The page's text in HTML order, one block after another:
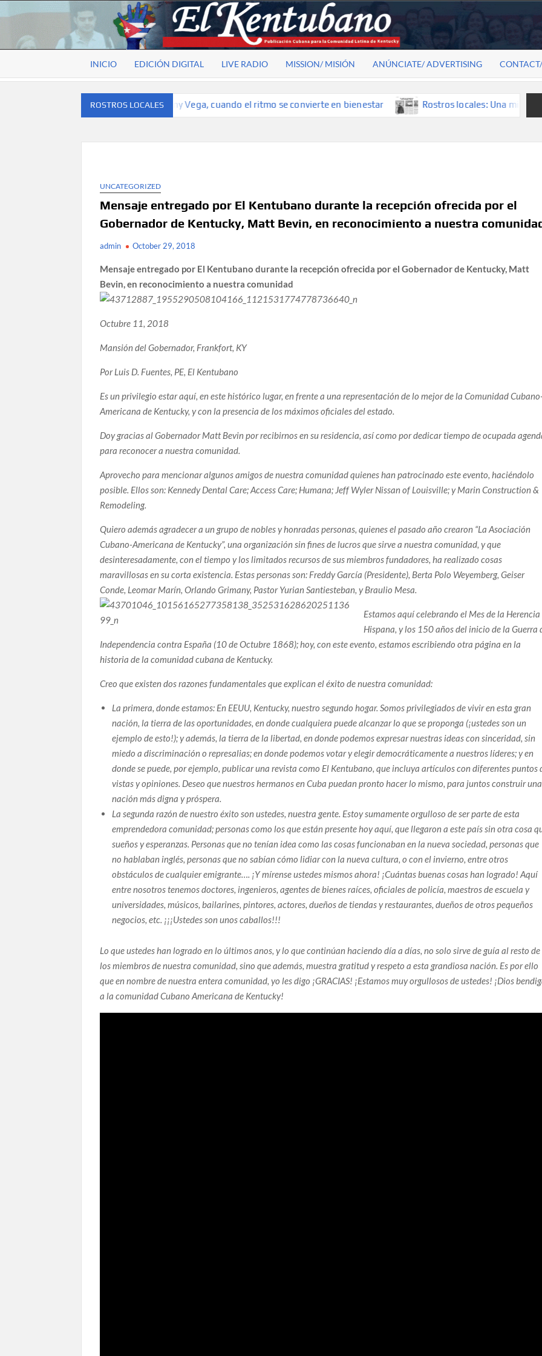
content
EL
KENTUBANO
Publicación
cubana
cubana
comunidad
hispana de
INICIO EDICIÓN DIGITAL LIVE RADIO MISSION/ MISIÓN ANÚNCIATE/ ADVERTISING
ROSTROS LOCALES
Rostros locales: Lianny Vega, cuando el ritmo se convierte en bienestar Rostros locales: Una mirada que
UNCATEGORIZED
Mensaje entregado por El Kentubano durante la recepción ofrecida por el
Gobernador de Kentucky, Matt Bevin, en reconocimiento a nuestra
admin October 29, 2018
Mensaje entregado por El Kentubano durante la recepción ofrecida por el Gobernador de Kentucky, Matt
Bevin, en reconocimiento a nuestra comunidad
Octubre 11, 2018
Mansión del Gobernador, Frankfort, KY
Por Luis D. Fuentes, PE, El Kentubano
Es un privilegio estar aquí, en este histórico lugar, en frente a una representación de lo mejor de la Comunidad
Americana de Kentucky, y con la presencia de los máximos oficiales del estado.
Doy gracias al Gobernador Matt Bevin por recibirnos en su residencia, así como por dedicar tiempo de ocupada
para reconocer a nuestra comunidad.
Aprovecho para mencionar algunos amigos de nuestra comunidad quienes han patrocinado este evento, haciéndolo
posible. Ellos son: Kennedy Dental Care; Access Care; Humana; Jeff Wyler Nissan of Louisville; y Marin Construction &
Remodeling.
Quiero además agradecer a un grupo de nobles y honradas personas, quienes el pasado año crearon “La Asociación
Cubano-Americana de Kentucky”, una organización sin fines de lucros que sirve a nuestra comunidad, y que
desinteresadamente, con el tiempo y los limitados recursos de sus miembros fundadores, ha realizado cosas
maravillosas en su corta existencia. Estas personas son: Freddy García (Presidente), Berta Polo Weyemberg, Geiser
Conde, Leomar Marín, Orlando Grimany, Pastor Yurian Santiesteban, y Braulio Mesa.
Estamos aquí celebrando el Mes de la Herencia
Hispana, y los 150 años del inicio de la Guerra
Independencia contra España (10 de Octubre 1868); hoy, con este evento, estamos escribiendo otra página en la
historia de la comunidad cubana de Kentucky.
Creo que existen dos razones fundamentales que explican el éxito de nuestra comunidad:
La primera, donde estamos: En EEUU, Kentucky, nuestro segundo hogar. Somos privilegiados de vivir en esta gran
nación, la tierra de las oportunidades, en donde cualquiera puede alcanzar lo que se proponga (¡ustedes son un
ejemplo de esto!); y además, la tierra de la libertad, en donde podemos expresar nuestras ideas con sinceridad, sin
miedo a discriminación o represalias; en donde podemos votar y elegir democráticamente a nuestros líderes; y en
donde se puede, por ejemplo, publicar una revista como El Kentubano, que incluya artículos con diferentes puntos
vistas y opiniones. Deseo que nuestros hermanos en Cuba puedan pronto hacer lo mismo, para juntos construir una
nación más digna y próspera.
La segunda razón de nuestro éxito son ustedes, nuestra gente. Estoy sumamente orgulloso de ser parte de esta
emprendedora comunidad; personas como los que están presente hoy aquí, que llegaron a este país sin otra cosa
sueños y esperanzas. Personas que no tenían idea como las cosas funcionaban en la nueva sociedad, personas que
no hablaban inglés, personas que no sabían cómo lidiar con la nueva cultura, o con el invierno, entre otros
obstáculos de cualquier emigrante…. ¡Y mírense ustedes mismos ahora! ¡Cuántas buenas cosas han logrado! Aquí
entre nosotros tenemos doctores, ingenieros, agentes de bienes raíces, oficiales de policía, maestros de escuela y
universidades, músicos, bailarines, pintores, actores, dueños de tiendas y restaurantes, dueños de otros pequeños
negocios, etc. ¡¡¡Ustedes son unos caballos!!!
Lo que ustedes han logrado en lo últimos anos, y lo que continúan haciendo día a días, no solo sirve de guía al resto de
los miembros de nuestra comunidad, sino que además, muestra gratitud y respeto a esta grandiosa nación. Es por ello
que en nombre de nuestra entera comunidad, yo les digo ¡GRACIAS! ¡Estamos muy orgullosos de ustedes! ¡Dios
a la comunidad Cubano Americana de Kentucky!